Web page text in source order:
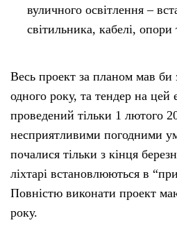
вуличного освітлення –
світильника, кабелі,
Весь проект за планом мав би
одного року, та тендер на цей
проведений тільки 1 лютого
несприятливими погодними
почалися тільки з кінця
ліхтарі встановлюються в
Повністю виконати проект
року.